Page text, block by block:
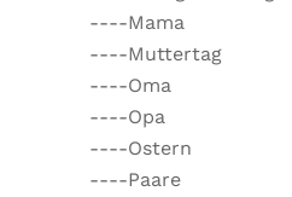
----Mama
----Muttertag
----Oma
----Opa
----Ostern
----Paare